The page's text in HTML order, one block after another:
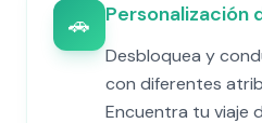
🚗 Personalización
Desbloquea y
con diferentes
Encuentra tu viaje